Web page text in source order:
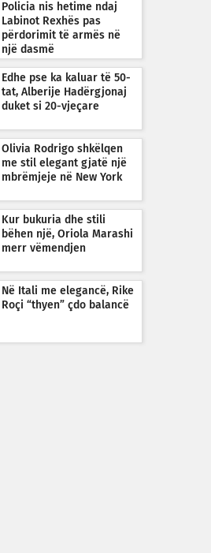
Policia nis hetime ndaj
Labinot Rexhës pas
përdorimit të armës në
një dasmë
Edhe pse ka kaluar të 50-
tat, Alberije Hadërgjonaj
duket si 20-vjeçare
Olivia Rodrigo shkëlqen
me stil elegant gjatë një
mbrëmjeje në New York
Kur bukuria dhe stili
bëhen një, Oriola Marashi
merr vëmendjen
Në Itali me elegancë, Rike
Roçi “thyen” çdo balancë